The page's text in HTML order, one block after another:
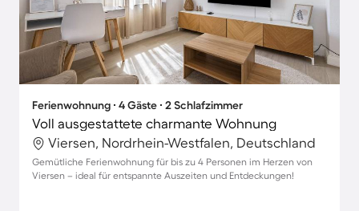
Ferienwohnung ∙ 4 Gäste ∙ 2 Schlafzimmer
Voll ausgestattete charmante Wohnung
Viersen, Nordrhein-Westfalen, Deutschland
Gemütliche Ferienwohnung für bis zu 4 Personen im Herzen von
Viersen – ideal für entspannte Auszeiten und Entdeckungen!